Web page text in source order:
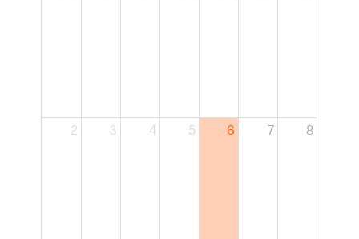
2 3 4 5 6 7 8